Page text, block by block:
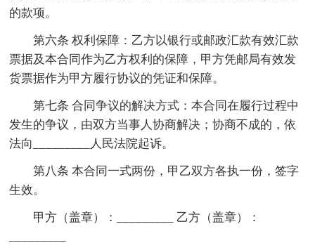
的款项。
第六条 权利保障：乙方以银行或邮政汇款有效汇款
票据及本合同作为乙方权利的保障，甲方凭邮局有效发
货票据作为甲方履行协议的凭证和保障。
第七条 合同争议的解决方式：本合同在履行过程中
发生的争议，由双方当事人协商解决；协商不成的，依
法向_________人民法院起诉。
第八条 本合同一式两份，甲乙双方各执一份，签字
生效。
甲方（盖章）：_________ 乙方（盖章）：